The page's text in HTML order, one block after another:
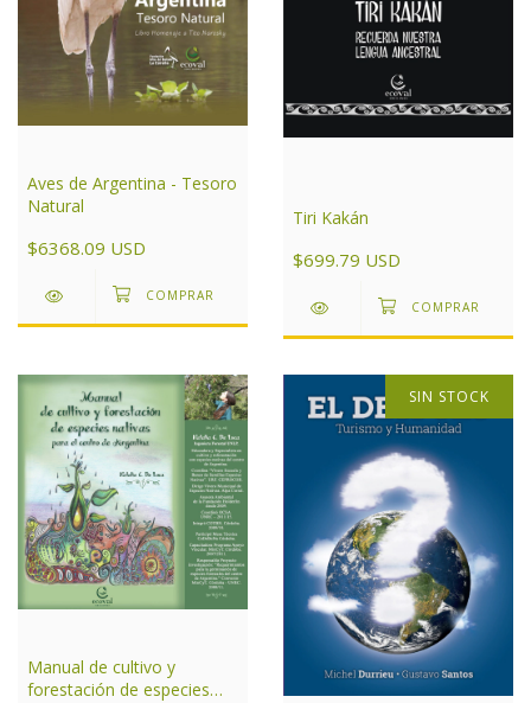
Aves de Argentina - Tesoro
Natural
$6368.09 USD
Tiri Kakán
$699.79 USD
Manual de cultivo y
forestación de especies
SIN STOCK